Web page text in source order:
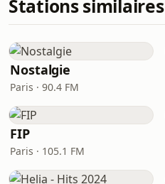
Stations similaires
Nostalgie
Paris · 90.4 FM
FIP
Paris · 105.1 FM